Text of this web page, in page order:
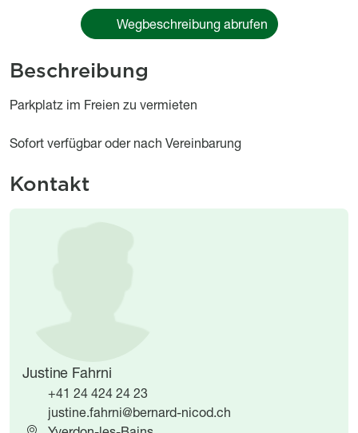
Wegbeschreibung abrufen
Beschreibung
Object description
Parkplatz im Freien zu vermieten
Sofort verfügbar oder nach Vereinbarung
Kontakt
Justine Fahrni
+41 24 424 24 23
justine.fahrni@bernard-nicod.ch